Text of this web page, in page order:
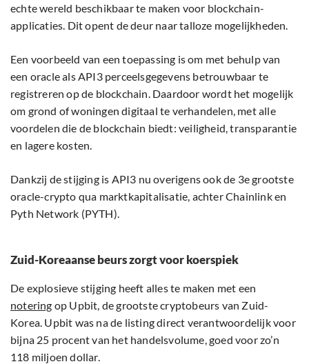
echte wereld beschikbaar te maken voor blockchain-
applicaties. Dit opent de deur naar talloze mogelijkheden.
Een voorbeeld van een toepassing is om met behulp van
een oracle als API3 perceelsgegevens betrouwbaar te
registreren op de blockchain. Daardoor wordt het mogelijk
om grond of woningen digitaal te verhandelen, met alle
voordelen die de blockchain biedt: veiligheid, transparantie
en lagere kosten.
Dankzij de stijging is API3 nu overigens ook de 3e grootste
oracle-crypto qua marktkapitalisatie, achter Chainlink en
Pyth Network (PYTH).
Zuid-Koreaanse beurs zorgt voor koerspiek
De explosieve stijging heeft alles te maken met een
notering op Upbit, de grootste cryptobeurs van Zuid-
Korea. Upbit was na de listing direct verantwoordelijk voor
bijna 25 procent van het handelsvolume, goed voor zo’n
118 miljoen dollar.